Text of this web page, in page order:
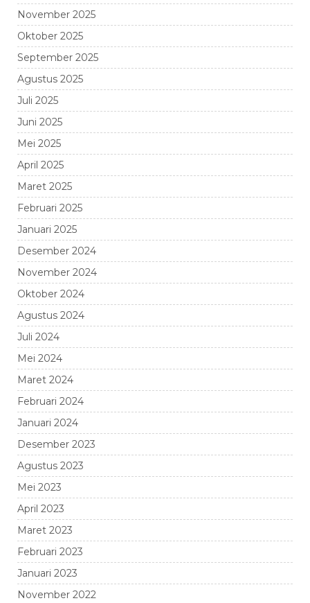
November 2025
Oktober 2025
September 2025
Agustus 2025
Juli 2025
Juni 2025
Mei 2025
April 2025
Maret 2025
Februari 2025
Januari 2025
Desember 2024
November 2024
Oktober 2024
Agustus 2024
Juli 2024
Mei 2024
Maret 2024
Februari 2024
Januari 2024
Desember 2023
Agustus 2023
Mei 2023
April 2023
Maret 2023
Februari 2023
Januari 2023
November 2022